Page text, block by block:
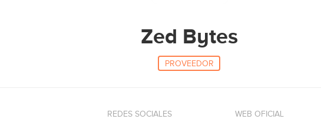
Zed Bytes
PROVEEDOR
REDES SOCIALES WEB OFICIAL